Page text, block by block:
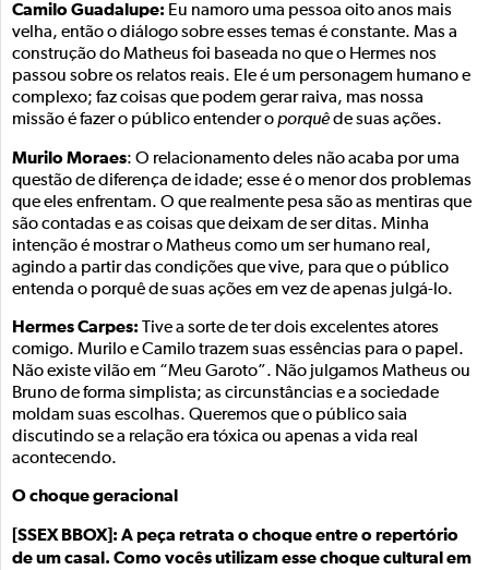
Camilo Guadalupe: Eu namoro uma pessoa oito anos mais
velha, então o diálogo sobre esses temas é constante. Mas a
construção do Matheus foi baseada no que o Hermes nos
passou sobre os relatos reais. Ele é um personagem humano e
complexo; faz coisas que podem gerar raiva, mas nossa
missão é fazer o público entender oporquêde suas ações.
Murilo Moraes: O relacionamento deles não acaba por uma
questão de diferença de idade; esse é o menor dos problemas
que eles enfrentam. O que realmente pesa são as mentiras que
são contadas e as coisas que deixam de ser ditas. Minha
intenção é mostrar o Matheus como um ser humano real,
agindo a partir das condições que vive, para que o público
entenda o porquê de suas ações em vez de apenas julgá-lo.
Hermes Carpes: Tive a sorte de ter dois excelentes atores
comigo. Murilo e Camilo trazem suas essências para o papel.
Não existe vilão em “Meu Garoto”. Não julgamos Matheus ou
Bruno de forma simplista; as circunstâncias e a sociedade
moldam suas escolhas. Queremos que o público saia
discutindo se a relação era tóxica ou apenas a vida real
acontecendo.
O choque geracional
[SSEX BBOX]: A peça retrata o choque entre o repertório
de um casal. Como vocês utilizam esse choque cultural em